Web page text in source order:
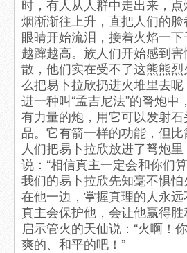
时，有人从人群中走出来，
烟渐渐往上升，直把人们的
眼睛开始流泪，接着火焰一
越蹿越高。族人们开始感到
散，他们实在受不了这熊熊
么把易卜拉欣扔进火堆里去
进一种叫“孟吉尼法”的弩炮中
有力量的炮，用它可以发射
品。它有箭一样的功能，但比
人们把易卜拉欣放进了弩炮
说：“相信真主一定会和你们
我们的易卜拉欣先知毫不惧
在他一边，掌握真理的人永
真主会保护他，会让他赢得
启示管火的天仙说：“火啊！
爽的、和平的吧！”